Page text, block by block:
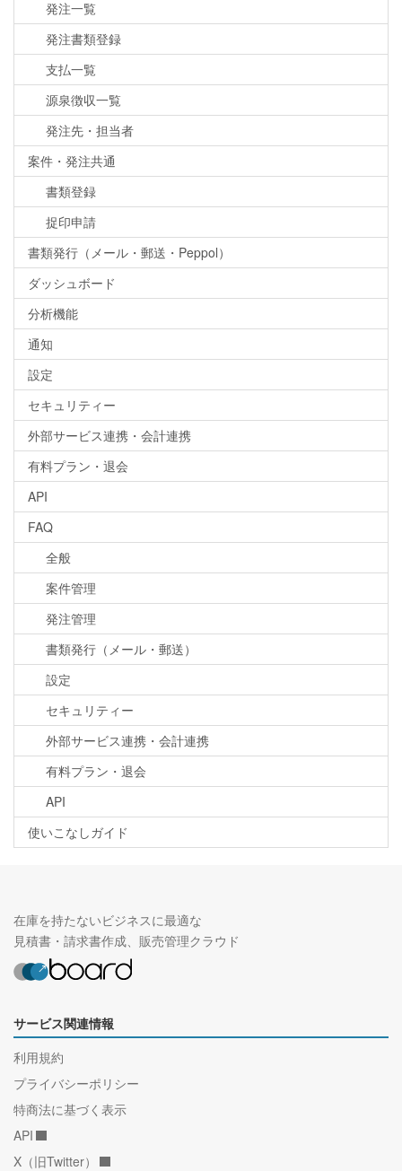
発注一覧
発注書類登録
支払一覧
源泉徴収一覧
発注先・担当者
案件・発注共通
書類登録
捉印申請
書類発行（メール・郵送・Peppol）
ダッシュボード
分析機能
通知
設定
セキュリティー
外部サービス連携・会計連携
有料プラン・退会
API
FAQ
全般
案件管理
発注管理
書類発行（メール・郵送）
設定
セキュリティー
外部サービス連携・会計連携
有料プラン・退会
API
使いこなしガイド
在庫を持たないビジネスに最適な
見積書・請求書作成、販売管理クラウド
サービス関連情報
利用規約
プライバシーポリシー
特商法に基づく表示
API
X（旧Twitter）